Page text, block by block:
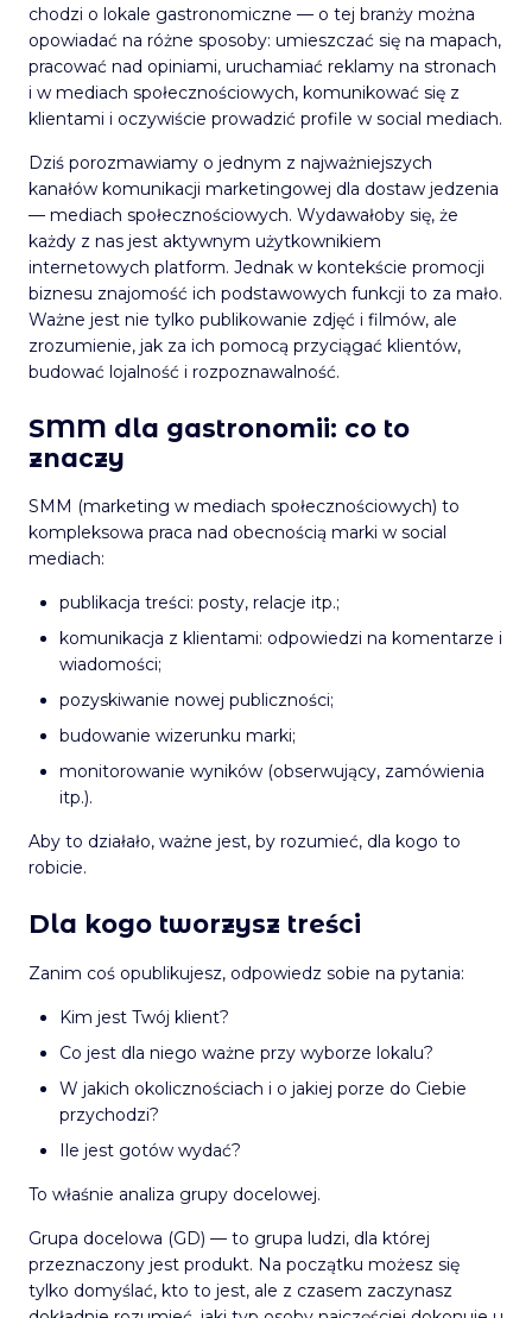
chodzi o lokale gastronomiczne — o tej branży można
opowiadać na różne sposoby: umieszczać się na mapach,
pracować nad opiniami, uruchamiać reklamy na stronach
i w mediach społecznościowych, komunikować się z
klientami i oczywiście prowadzić profile w social mediach.
Dziś porozmawiamy o jednym z najważniejszych
kanałów komunikacji marketingowej dla dostaw jedzenia
— mediach społecznościowych. Wydawałoby się, że
każdy z nas jest aktywnym użytkownikiem
internetowych platform. Jednak w kontekście promocji
biznesu znajomość ich podstawowych funkcji to za mało.
Ważne jest nie tylko publikowanie zdjęć i filmów, ale
zrozumienie, jak za ich pomocą przyciągać klientów,
budować lojalność i rozpoznawalność.
SMM dla gastronomii: co to
znaczy
SMM (marketing w mediach społecznościowych) to
kompleksowa praca nad obecnością marki w social
mediach:
publikacja treści: posty, relacje itp.;
komunikacja z klientami: odpowiedzi na komentarze i
wiadomości;
pozyskiwanie nowej publiczności;
budowanie wizerunku marki;
monitorowanie wyników (obserwujący, zamówienia
itp.).
Aby to działało, ważne jest, by rozumieć, dla kogo to
robicie.
Dla kogo tworzysz treści
Zanim coś opublikujesz, odpowiedz sobie na pytania:
Kim jest Twój klient?
Co jest dla niego ważne przy wyborze lokalu?
W jakich okolicznościach i o jakiej porze do Ciebie
przychodzi?
Ile jest gotów wydać?
To właśnie analiza grupy docelowej.
Grupa docelowa (GD) — to grupa ludzi, dla której
przeznaczony jest produkt. Na początku możesz się
tylko domyślać, kto to jest, ale z czasem zaczynasz